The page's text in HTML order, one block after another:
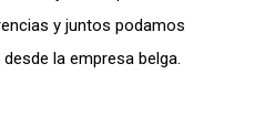
y juntos podamos
la empresa belga.